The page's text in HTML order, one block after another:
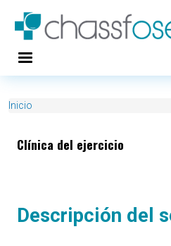
Inicio
Clínica del ejercicio
Descripción del